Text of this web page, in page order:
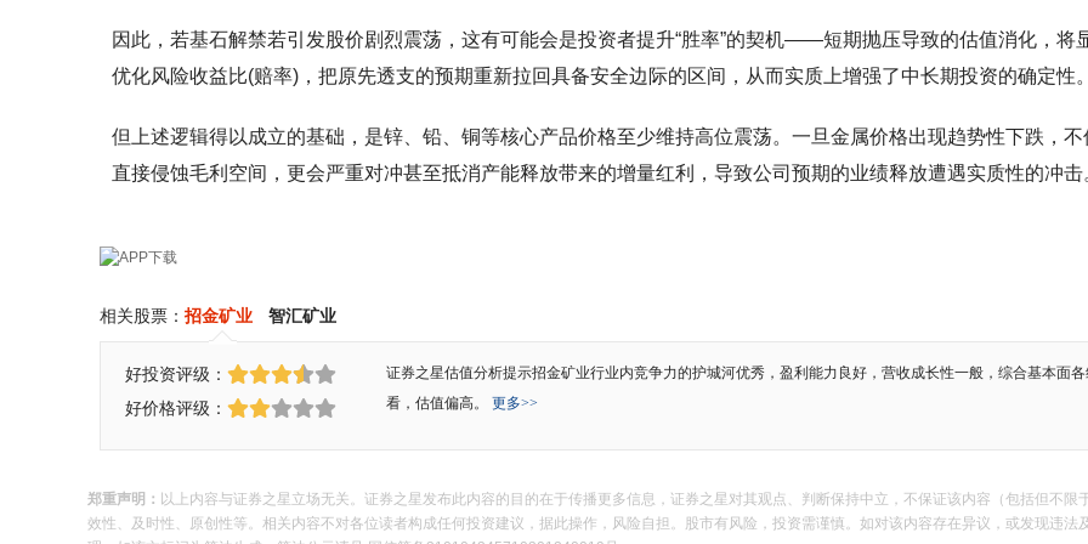
因此，若基石解禁若引发股价剧烈震荡，这有可能会是投资者提升“胜率”的契机——短期抛压导致的估值消化，将
优化风险收益比(赔率)，把原先透支的预期重新拉回具备安全边际的区间，从而实质上增强了中长期投资的确定性
但上述逻辑得以成立的基础，是锌、铅、铜等核心产品价格至少维持高位震荡。一旦金属价格出现趋势性下跌，不
直接侵蚀毛利空间，更会严重对冲甚至抵消产能释放带来的增量红利，导致公司预期的业绩释放遭遇实质性的冲击
相关股票： 招金矿业 智汇矿业
好投资评级：
好价格评级：
证券之星估值分析提示招金矿业行业内竞争力的护城河优秀，盈利能力良好，营收成长性一般，综合基本面各
看，估值偏高。 更多>>
郑重声明： 以上内容与证券之星立场无关。证券之星发布此内容的目的在于传播更多信息，证券之星对其观点、判断保持中立，不保证该内容（包括但不
效性、及时性、原创性等。相关内容不对各位读者构成任何投资建议，据此操作，风险自担。股市有风险，投资需谨慎。如对该内容存在异议，或发现违